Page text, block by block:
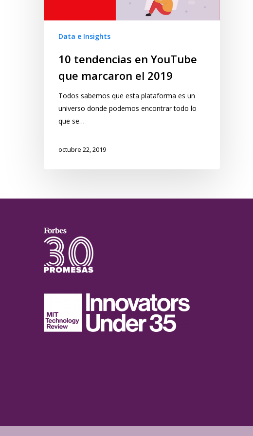
Data e Insights
10 tendencias en YouTube
que marcaron el 2019
Todos sabemos que esta plataforma es un
universo donde podemos encontrar todo lo
que se…
octubre 22, 2019